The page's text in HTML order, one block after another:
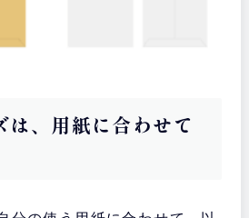
は、用紙に合わせて